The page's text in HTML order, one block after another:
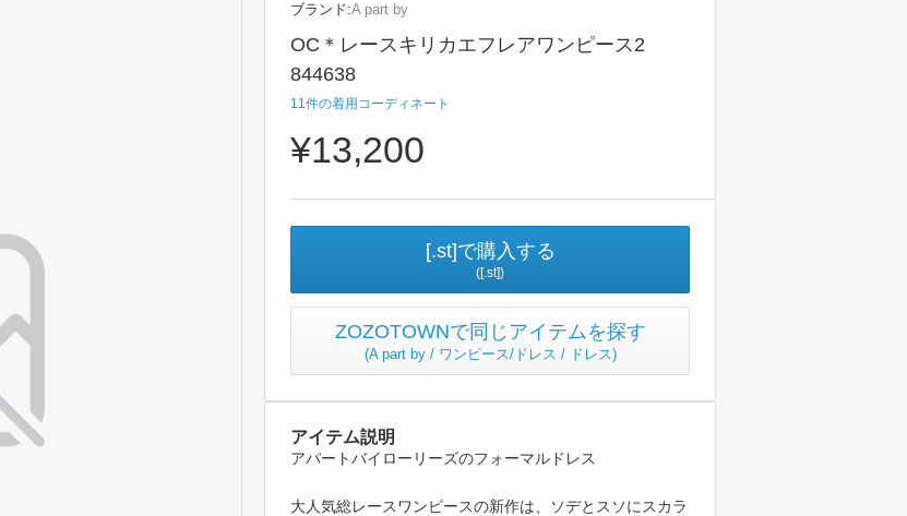
ブランド:A part by
OC＊レースキリカエフレアワンピース2
844638
11件の着用コーディネート
¥13,200
[.st]で購入する
([.st])
ZOZOTOWNで同じアイテムを探す
(A part by / ワンピース/ドレス / ドレス)
アイテム説明
アパートバイローリーズのフォーマルドレス
大人気総レースワンピースの新作は、ソデとスソにスカラ